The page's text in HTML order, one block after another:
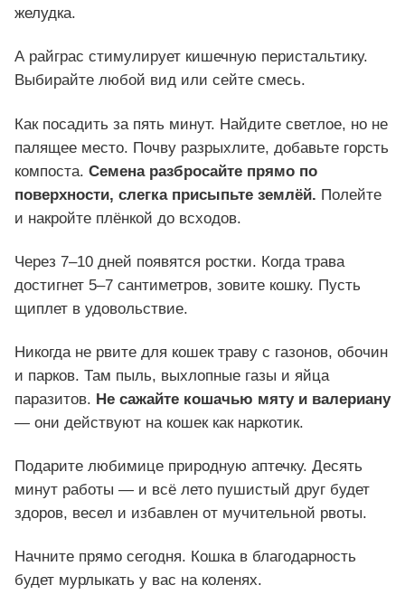
желудка.
А райграс стимулирует кишечную перистальтику.
Выбирайте любой вид или сейте смесь.
Как посадить за пять минут. Найдите светлое, но не
палящее место. Почву разрыхлите, добавьте горсть
компоста. Семена разбросайте прямо по
поверхности, слегка присыпьте землёй. Полейте
и накройте плёнкой до всходов.
Через 7–10 дней появятся ростки. Когда трава
достигнет 5–7 сантиметров, зовите кошку. Пусть
щиплет в удовольствие.
Никогда не рвите для кошек траву с газонов, обочин
и парков. Там пыль, выхлопные газы и яйца
паразитов. Не сажайте кошачью мяту и валериану
— они действуют на кошек как наркотик.
Подарите любимице природную аптечку. Десять
минут работы — и всё лето пушистый друг будет
здоров, весел и избавлен от мучительной рвоты.
Начните прямо сегодня. Кошка в благодарность
будет мурлыкать у вас на коленях.